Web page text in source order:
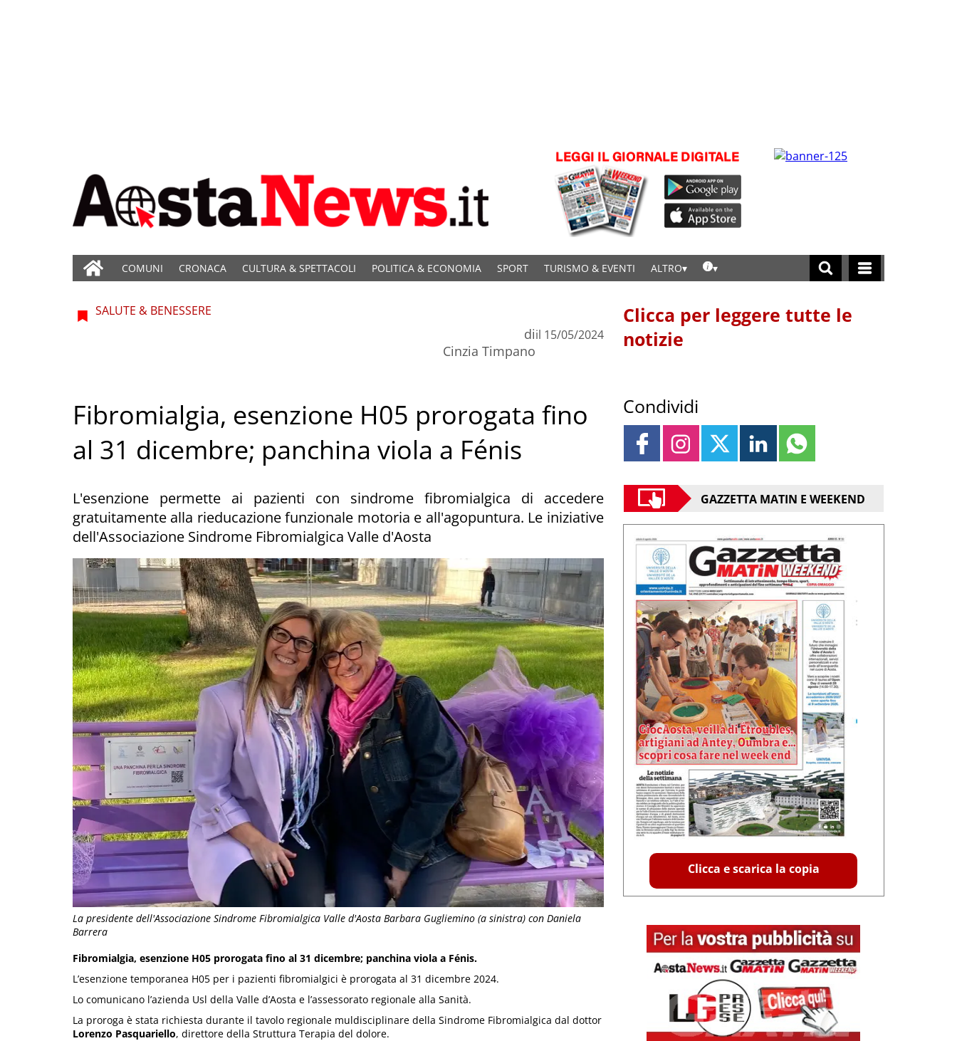
COMUNI CRONACA CULTURA & SPETTACOLI POLITICA & ECONOMIA SPORT TURISMO & EVENTI ALTRO
La presidente dell'Associazione Sindrome Fibromialgica Valle d'Aosta Barbara Gugliemino (a sinistra) con Daniela
Barrera
SALUTE & BENESSERE
di
Cinzia Timpano
il 15/05/2024
Fibromialgia, esenzione H05 prorogata fino
al 31 dicembre; panchina viola a Fénis
L'esenzione permette ai pazienti con sindrome fibromialgica di accedere
gratuitamente alla rieducazione funzionale motoria e all'agopuntura. Le iniziative
dell'Associazione Sindrome Fibromialgica Valle d'Aosta
Fibromialgia, esenzione H05 prorogata fino al 31 dicembre; panchina viola a Fénis.
L’esenzione temporanea H05 per i pazienti fibromialgici è prorogata al 31 dicembre 2024.
Lo comunicano l’azienda Usl della Valle d’Aosta e l’assessorato regionale alla Sanità.
La proroga è stata richiesta durante il tavolo regionale muldisciplinare della Sindrome Fibromialgica dal dottor
Lorenzo Pasquariello, direttore della Struttura Terapia del dolore.
Clicca per leggere tutte le
notizie
Condividi
GAZZETTA MATIN E WEEKEND
Clicca e scarica la copia